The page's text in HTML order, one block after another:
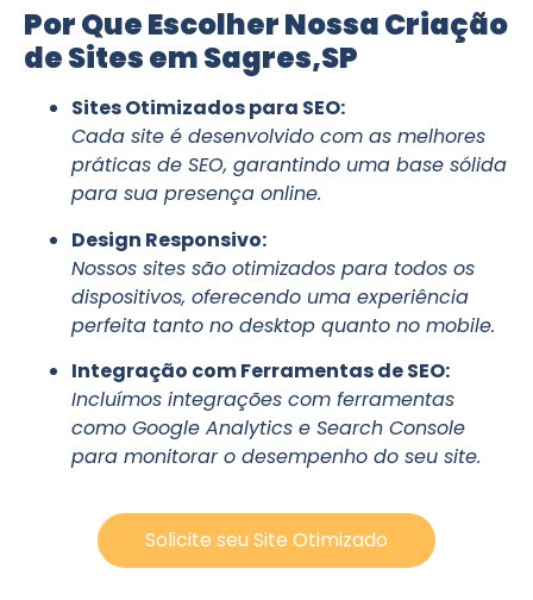
Por Que Escolher Nossa Criação
de Sites em Sagres,SP
Sites Otimizados para SEO:
Cada site é desenvolvido com as melhores
práticas de SEO, garantindo uma base sólida
para sua presença online.
Design Responsivo:
Nossos sites são otimizados para todos os
dispositivos, oferecendo uma experiência
perfeita tanto no desktop quanto no mobile.
Integração com Ferramentas de SEO:
Incluímos integrações com ferramentas
como Google Analytics e Search Console
para monitorar o desempenho do seu site.
Solicite seu Site Otimizado